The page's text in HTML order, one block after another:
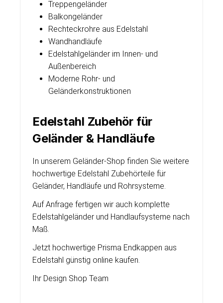
Treppengeländer
Balkongeländer
Rechteckrohre aus Edelstahl
Wandhandläufe
Edelstahlgeländer im Innen- und
Außenbereich
Moderne Rohr- und
Geländerkonstruktionen
Edelstahl Zubehör für
Geländer & Handläufe
In unserem Geländer-Shop finden Sie weitere
hochwertige Edelstahl Zubehörteile für
Geländer, Handläufe und Rohrsysteme.
Auf Anfrage fertigen wir auch komplette
Edelstahlgeländer und Handlaufsysteme nach
Maß.
Jetzt hochwertige Prisma Endkappen aus
Edelstahl günstig online kaufen.
Ihr Design Shop Team